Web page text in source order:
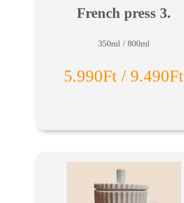
French press 3.
350ml / 800ml
5.990Ft / 9.490Ft